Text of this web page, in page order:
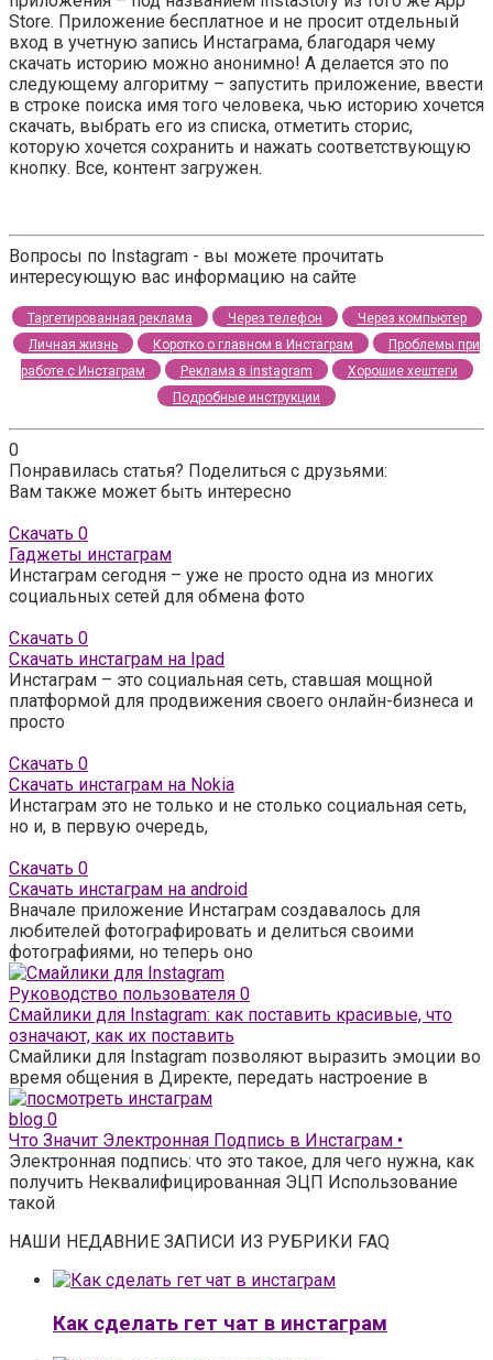
Store. Приложение бесплатное и не просит отдельный
вход в учетную запись Инстаграма, благодаря чему
скачать историю можно анонимно! А делается это по
следующему алгоритму – запустить приложение, ввести
в строке поиска имя того человека, чью историю хочется
скачать, выбрать его из списка, отметить сторис,
которую хочется сохранить и нажать соответствующую
кнопку. Все, контент загружен.
Вопросы по Instagram - вы можете прочитать
интересующую вас информацию на сайте
Таргетированная реклама Через телефон
Через компьютер
Личная жизнь
Коротко о главном в Инстаграм
Проблемы при
работе с Инстаграм
Реклама в instagram
Хорошие хештеги
Подробные инструкции
0
Понравилась статья? Поделиться с друзьями:
Вам также может быть интересно
Скачать 0
Гаджеты инстаграм
Инстаграм сегодня – уже не просто одна из многих
социальных сетей для обмена фото
Скачать 0
Скачать инстаграм на Ipad
Инстаграм – это социальная сеть, ставшая мощной
платформой для продвижения своего онлайн-бизнеса и
просто
Скачать 0
Скачать инстаграм на Nokia
Инстаграм это не только и не столько социальная сеть,
но и, в первую очередь,
Скачать 0
Скачать инстаграм на android
Вначале приложение Инстаграм создавалось для
любителей фотографировать и делиться своими
фотографиями, но теперь оно
Руководство пользователя 0
Смайлики для Instagram: как поставить красивые, что
означают, как их поставить
Смайлики для Instagram позволяют выразить эмоции во
время общения в Директе, передать настроение в
blog 0
Что Значит Электронная Подпись в Инстаграм •
Электронная подпись: что это такое, для чего нужна, как
получить Неквалифицированная ЭЦП Использование
такой
НАШИ НЕДАВНИЕ ЗАПИСИ ИЗ РУБРИКИ FAQ
Как сделать гет чат в инстаграм